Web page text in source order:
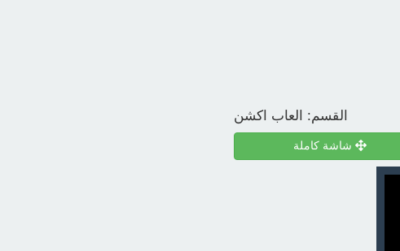
القسم: العاب اكشن
شاشة كاملة